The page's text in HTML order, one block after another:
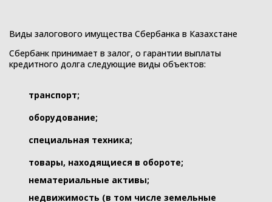
Виды залогового имущества Сбербанка в Казахстане
Сбербанк принимает в залог, о гарантии выплаты
кредитного долга следующие виды объектов:
транспорт;
оборудование;
специальная техника;
товары, находящиеся в обороте;
нематериальные активы;
недвижимость (в том числе земельные